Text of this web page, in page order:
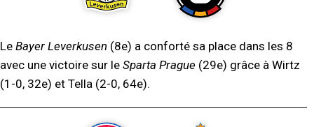
Le Bayer Leverkusen (8e) a conforté sa place dans les 8
avec une victoire sur le Sparta Prague (29e) grâce à Wirtz
(1-0, 32e) et Tella (2-0, 64e).